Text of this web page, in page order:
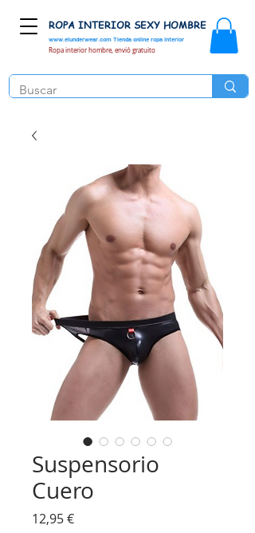
www.elunderwear.com Tienda online ropa interior
ROPA INTERIOR SEXY HOMBRE
Ropa interior hombre, envió gratuito
Suspensorio
Cuero
12,95 €Precio